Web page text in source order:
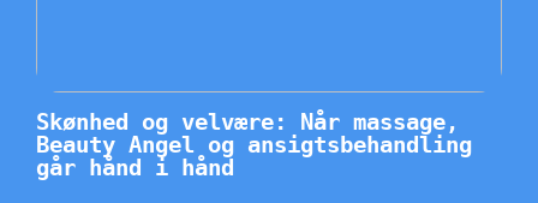
Skønhed og velvære: Når massage,
Beauty Angel og ansigtsbehandling
går hånd i hånd